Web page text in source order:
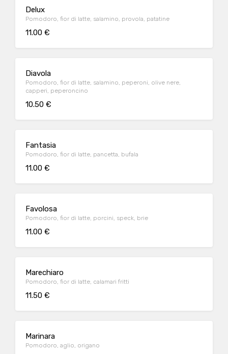
Delux
Pomodoro, fior di latte, salamino, provola, patatine
11.00 €
Diavola
Pomodoro, fior di latte, salamino, peperoni, olive nere,
capperi, peperoncino
10.50 €
Fantasia
Pomodoro, fior di latte, pancetta, bufala
11.00 €
Favolosa
Pomodoro, fior di latte, porcini, speck, brie
11.00 €
Marechiaro
Pomodoro, fior di latte, calamari fritti
11.50 €
Marinara
Pomodoro, aglio, origano